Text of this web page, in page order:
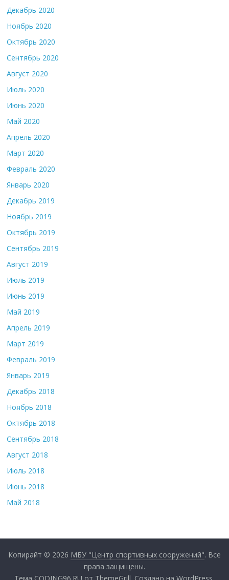
Декабрь 2020
Ноябрь 2020
Октябрь 2020
Сентябрь 2020
Август 2020
Июль 2020
Июнь 2020
Май 2020
Апрель 2020
Март 2020
Февраль 2020
Январь 2020
Декабрь 2019
Ноябрь 2019
Октябрь 2019
Сентябрь 2019
Август 2019
Июль 2019
Июнь 2019
Май 2019
Апрель 2019
Март 2019
Февраль 2019
Январь 2019
Декабрь 2018
Ноябрь 2018
Октябрь 2018
Сентябрь 2018
Август 2018
Июль 2018
Июнь 2018
Май 2018
Копирайт © 2026 МБУ "Центр спортивных сооружений". Все
права защищены.